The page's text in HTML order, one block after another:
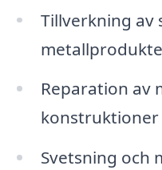
Tillverkning av
Reparation av
konstruktioner
Svetsning och